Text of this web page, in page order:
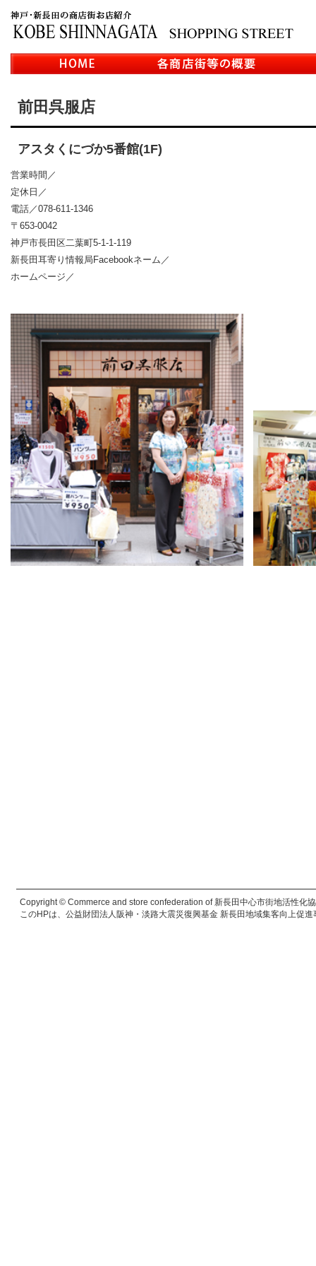
前田呉服店
アスタくにづか5番館(1F)
営業時間／
定休日／
電話／078-611-1346
〒653-0042
神戸市長田区二葉町5-1-1-119
新長田耳寄り情報局Facebookネーム／
ホームページ／
Copyright © Commerce and store confederation of 新長田中心市街地活性化
このHPは、公益財団法人阪神・淡路大震災復興基金 新長田地域集客向上促